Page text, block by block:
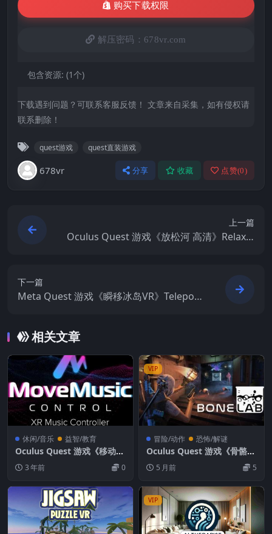
购买下载权限
解压密码：678vr.com
包含资源: (1个)
下载遇到问题？可联系客服反馈！ 文章来自采集，如有侵权请
联系删除！
quest游戏 quest直装游戏
678vr 分享 收藏 点赞(0)
上一篇
Oculus Quest 游戏《放松河 高清》Relax R
下一篇
Meta Quest 游戏《瞬移冰岛VR》Teleport
相关文章
休闲/音乐 益智/教育
Oculus Quest 游戏《移动音
乐控制》MoveMusic Contr
ol VR3 年前 0
VIP
冒险/动作 恐怖/解谜
Oculus Quest 游戏《骨骼实
验室VR》BONELAB VR
5 月前 5
VIP